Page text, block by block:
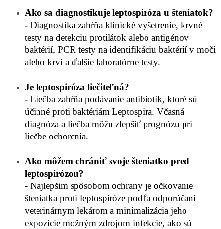
Ako sa diagnostikuje leptospiróza u šteniatok?
- Diagnostika zahŕňa klinické vyšetrenie, krvné
testy na detekciu protilátok alebo antigénov
baktérií, PCR testy na identifikáciu baktérií v moči
alebo krvi a ďalšie laboratórne testy.
Je leptospiróza liečiteľná?
- Liečba zahŕňa podávanie antibiotík, ktoré sú
účinné proti baktériám Leptospira. Včasná
diagnóza a liečba môžu zlepšiť prognózu pri
liečbe ochorenia.
Ako môžem chrániť svoje šteniatko pred
leptospirózou?
- Najlepším spôsobom ochrany je očkovanie
šteniatka proti leptospiróze podľa odporúčaní
veterinárnym lekárom a minimalizácia jeho
expozície možným zdrojom infekcie, ako sú